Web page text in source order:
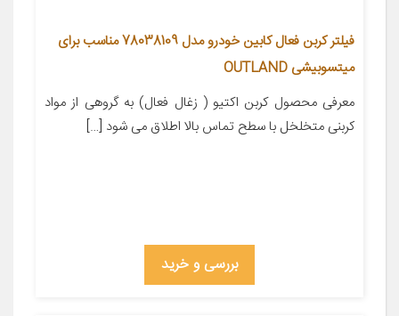
فیلتر کربن فعال کابین خودرو مدل 78038109 مناسب برای
میتسوبیشی OUTLAND
معرفی محصول کربن اکتیو ( زغال فعال) به گروهی از مواد
کربنی متخلخل با سطح تماس بالا اطلاق می شود […]
بررسی و خرید